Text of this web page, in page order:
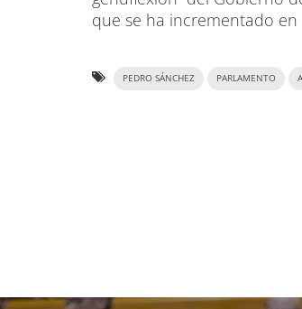
que se ha incrementado
PEDRO SÁNCHEZ PARLAMENTO